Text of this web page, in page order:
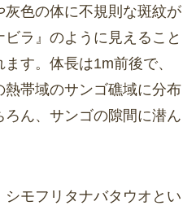
色の体に不規則な斑紋が
ラ』のように見えること
す。体長は1m前後で、
熱帯域のサンゴ礁域に分布
ろん、サンゴの隙間に潜ん
モフリタナバタウオとい